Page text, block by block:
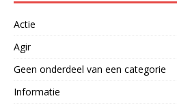
Actie
Agir
Geen onderdeel van een categorie
Informatie